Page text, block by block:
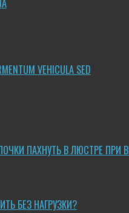
VEHICULA SED
ПАХНУТЬ В ЛЮСТРЕ ПРИ
БЕЗ НАГРУЗКИ?